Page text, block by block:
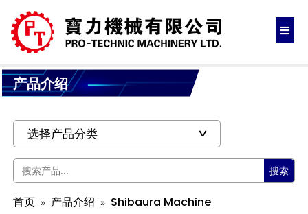
产品介绍
搜索
首页 产品介绍 Shibaura Machine